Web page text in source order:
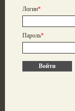
Логин*
Пароль*